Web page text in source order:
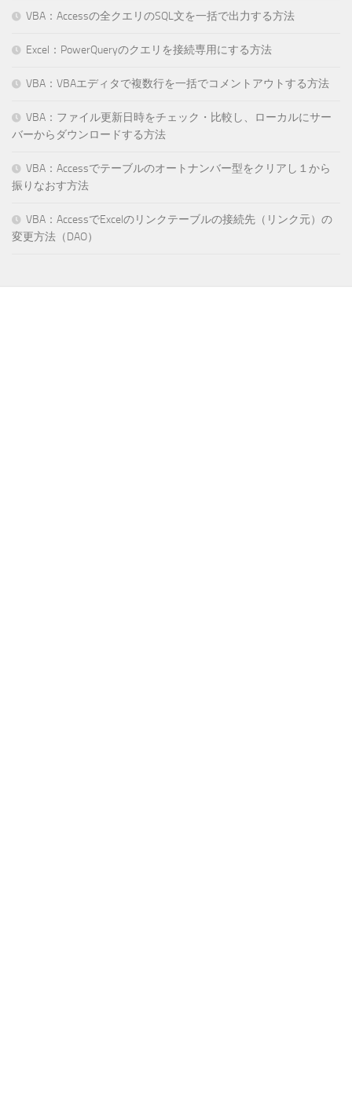
VBA：Accessの全クエリのSQL文を一括で出力する方法
Excel：PowerQueryのクエリを接続専用にする方法
VBA：VBAエディタで複数行を一括でコメントアウトする方法
VBA：ファイル更新日時をチェック・比較し、ローカルにサー
バーからダウンロードする方法
VBA：Accessでテーブルのオートナンバー型をクリアし１から
振りなおす方法
VBA：AccessでExcelのリンクテーブルの接続先（リンク元）の
変更方法（DAO）